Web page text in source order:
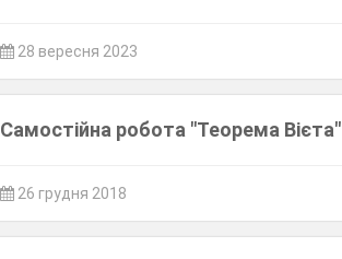
28 вересня 2023
Самостійна робота "Теорема Вієта"
26 грудня 2018